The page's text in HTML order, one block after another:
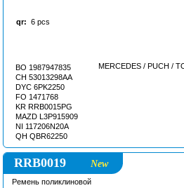
qr: 6 pcs
BO 1987947835
CH 53013298AA
DYC 6PK2250
FO 1471768
KR RRB0015PG
MAZD L3P915909
NI 117206N20A
QH QBR62250
MERCEDES / PUCH /
RRB0019 New
Ремень поликлиновой